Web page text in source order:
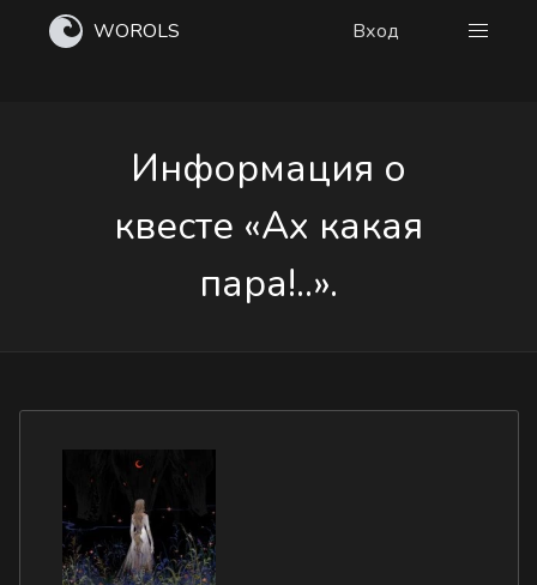
WOROLS Вход
Информация о
квесте «Ах какая
пара!..».